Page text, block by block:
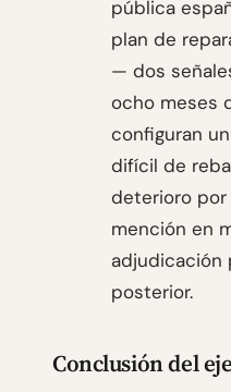
pública
plan de
— dos
ocho meses
configuran
difícil de
deterioro por
mención en
adjudicación
posterior.
Conclusión del